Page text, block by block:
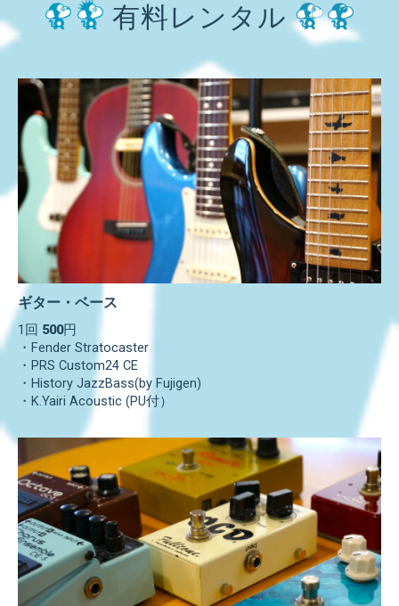
有料レンタル
ギター・ベース
1回 500円
・Fender Stratocaster
・PRS Custom24 CE
・History JazzBass(by Fujigen)
・K.Yairi Acoustic (PU付）